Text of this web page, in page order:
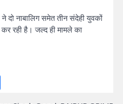
दो नाबालिग समेत तीन संदेही युवकों
रही है। जल्द ही मामले का